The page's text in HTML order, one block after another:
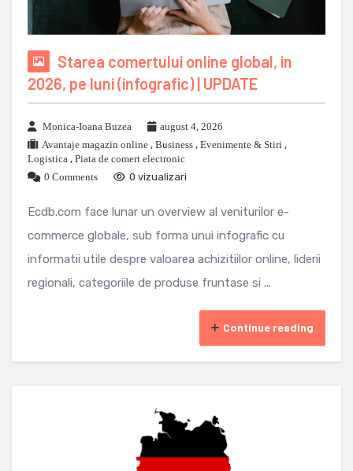
Starea comertului online global, in
2026, pe luni (infografic) | UPDATE
Monica-Ioana Buzea
august 4, 2026
Avantaje magazin online , Business , Evenimente & Stiri ,
Logistica , Piata de comert electronic
0 Comments
0 vizualizari
Ecdb.com face lunar un overview al veniturilor e-
commerce globale, sub forma unui infografic cu
informatii utile despre valoarea achizitiilor online, liderii
regionali, categoriile de produse fruntase si ...
Continue reading